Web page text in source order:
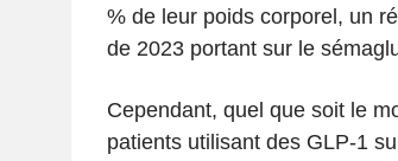
% de leur poids corporel, un
de 2023 portant sur le
Cependant, quel que soit le
patients utilisant des GLP-1